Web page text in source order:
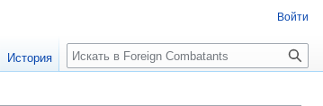
Войти
История